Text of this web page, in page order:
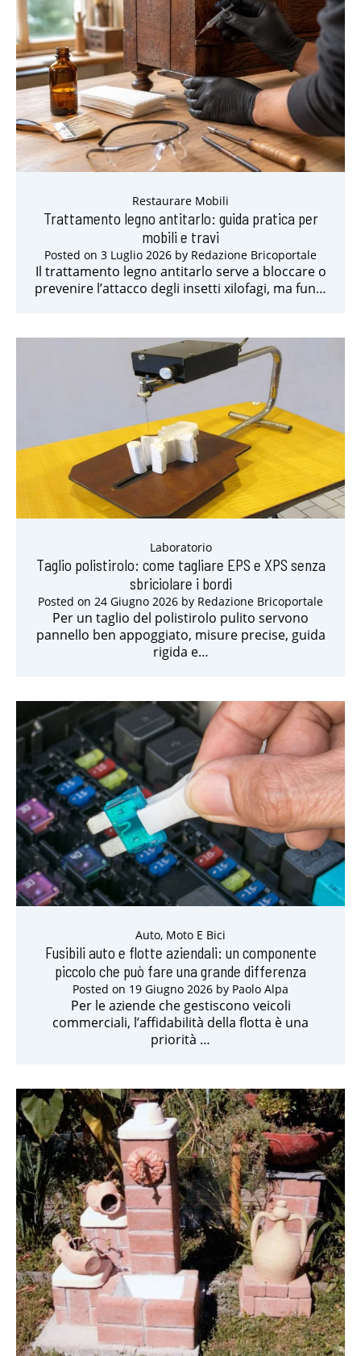
Restaurare Mobili
Trattamento legno antitarlo: guida pratica per
mobili e travi
Posted on 3 Luglio 2026 by Redazione Bricoportale
Il trattamento legno antitarlo serve a bloccare o
prevenire l’attacco degli insetti xilofagi, ma fun…
Laboratorio
Taglio polistirolo: come tagliare EPS e XPS senza
sbriciolare i bordi
Posted on 24 Giugno 2026 by Redazione Bricoportale
Per un taglio del polistirolo pulito servono
pannello ben appoggiato, misure precise, guida
rigida e…
Auto, Moto E Bici
Fusibili auto e flotte aziendali: un componente
piccolo che può fare una grande differenza
Posted on 19 Giugno 2026 by Paolo Alpa
Per le aziende che gestiscono veicoli
commerciali, l’affidabilità della flotta è una
priorità …